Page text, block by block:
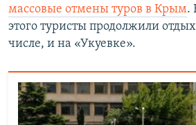
массовые отмены туров в Крым.
этого туристы продолжили
числе, и на «Укуевке».